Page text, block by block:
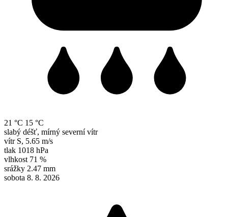
21 °C 15 °C
slabý déšť, mírný severní vítr
vítr S, 5.65 m/s
tlak 1018 hPa
vlhkost 71 %
srážky 2.47 mm
sobota 8. 8. 2026